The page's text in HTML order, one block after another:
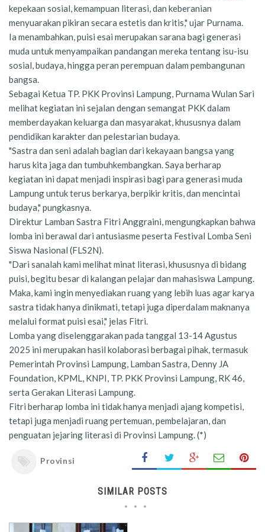
kepekaan sosial, kemampuan literasi, dan keberanian
menyuarakan pikiran secara estetis dan kritis," ujar Purnama.
Ia menambahkan, puisi esai merupakan sarana bagi generasi
muda untuk menyampaikan pandangan mereka tentang isu-isu
sosial, budaya, hingga peran perempuan dalam pembangunan
bangsa.
Sebagai Ketua TP. PKK Provinsi Lampung, Purnama Wulan Sari
melihat kegiatan ini sejalan dengan semangat PKK dalam
memberdayakan keluarga dan masyarakat, khususnya dalam
pendidikan karakter dan pelestarian budaya.
"Sastra dan seni adalah bagian dari kekayaan bangsa yang
harus kita jaga dan tumbuhkembangkan. Saya berharap
kegiatan ini dapat menjadi inspirasi bagi para generasi muda
Lampung untuk terus berkarya, berpikir kritis, dan mencintai
budaya," pungkasnya.
Direktur Lamban Sastra Fitri Anggraini, mengungkapkan bahwa
lomba ini berawal dari antusiasme peserta Festival Lomba Seni
Siswa Nasional (FLS2N).
"Dari sanalah kami melihat minat literasi, khususnya di bidang
puisi, begitu besar di kalangan pelajar dan mahasiswa Lampung.
Maka, kami ingin menyediakan ruang yang lebih luas agar karya
sastra tidak hanya dinikmati, tetapi juga diperdalam maknanya
melalui format puisi esai," jelas Fitri.
Lomba yang diselenggarakan pada tanggal 13-14 Agustus
2025 ini merupakan hasil kolaborasi berbagai pihak, termasuk
Pemerintah Provinsi Lampung, Lamban Sastra, Denny JA
Foundation, KPML, KNPI, TP. PKK Provinsi Lampung, RK 46,
serta Gerakan Literasi Lampung.
Fitri berharap lomba ini tidak hanya menjadi ajang kompetisi,
tetapi juga menjadi ruang pertemuan, pembelajaran, dan
penguatan jejaring literasi di Provinsi Lampung. (*)
Provinsi
SIMILAR POSTS